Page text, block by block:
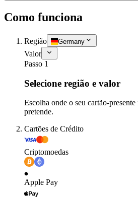
Como funciona
Região Germany
Valor
Passo 1
Selecione região e valor
Escolha onde o seu cartão-
pretende.
Cartões de Crédito
Criptomoedas
Apple Pay